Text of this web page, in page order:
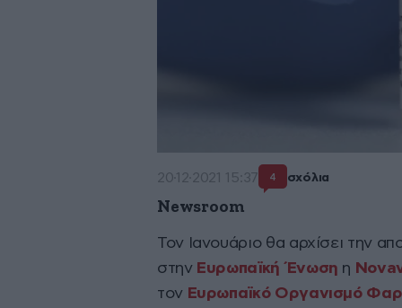
20·12·2021 15:37 4 σχόλια
Newsroom
Τον Ιανουάριο θα αρχίσει την
στην Ευρωπαϊκή Ένωση η
τον Ευρωπαϊκό Οργανισμό